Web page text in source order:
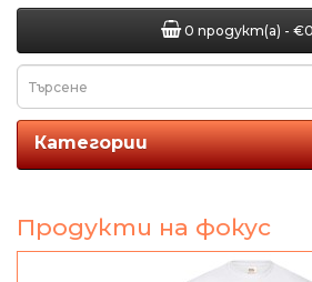
0 продукт(а) -
Категории
Продукти на фокус